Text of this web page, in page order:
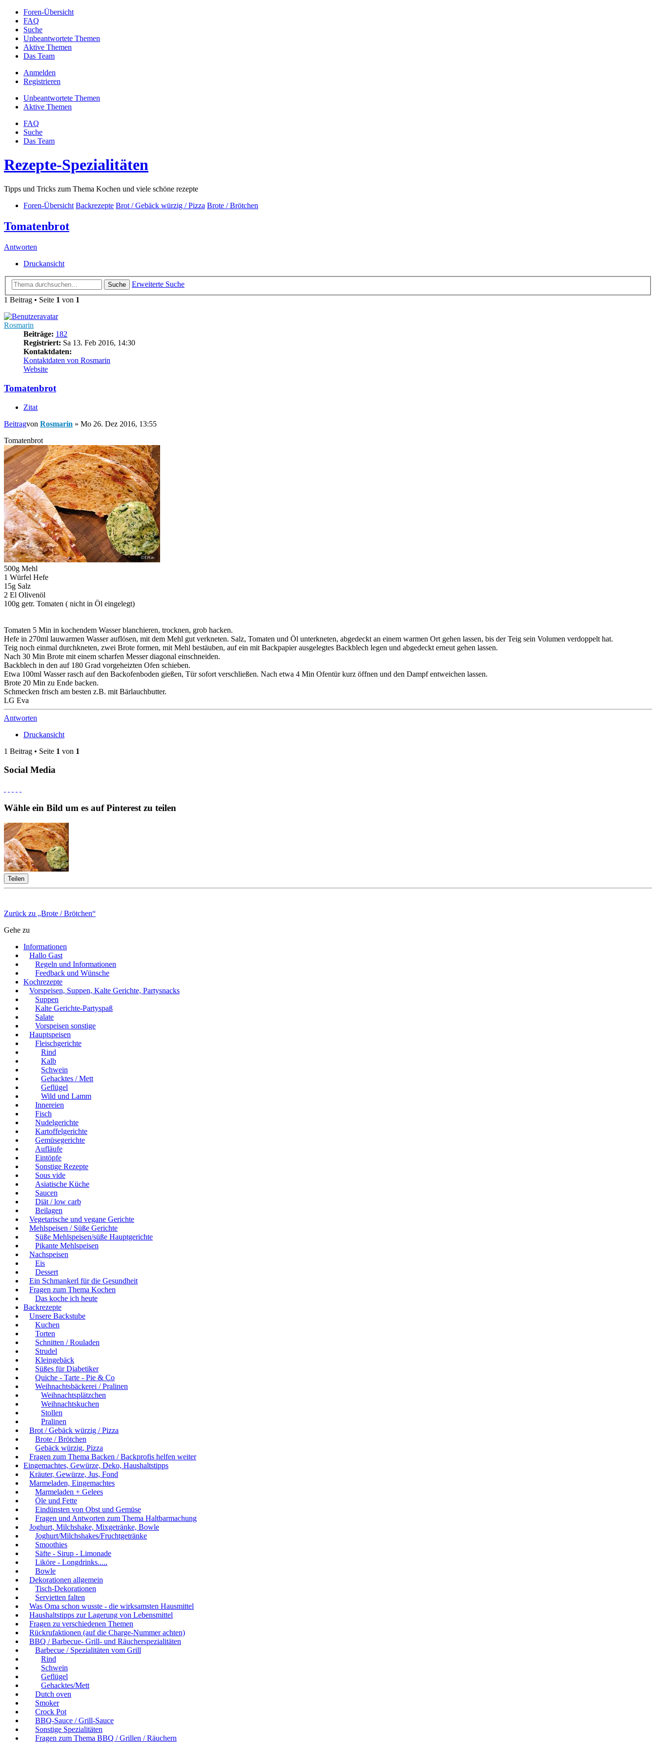
Foren-Übersicht
FAQ
Suche
Unbeantwortete Themen
Aktive Themen
Das Team
Anmelden
Registrieren
Unbeantwortete Themen
Aktive Themen
FAQ
Suche
Das Team
Rezepte-Spezialitäten
Tipps und Tricks zum Thema Kochen und viele schöne rezepte
Foren-Übersicht Backrezepte Brot / Gebäck würzig / Pizza Brote / Brötchen
Tomatenbrot
Antworten
Druckansicht
Suche
Erweiterte Suche
1 Beitrag • Seite 1 von 1
Rosmarin
Beiträge: 182
Registriert: Sa 13. Feb 2016, 14:30
Kontaktdaten:
Kontaktdaten von Rosmarin
Website
Tomatenbrot
Zitat
Beitragvon Rosmarin » Mo 26. Dez 2016, 13:55
Tomatenbrot
500g Mehl
1 Würfel Hefe
15g Salz
2 El Olivenöl
100g getr. Tomaten ( nicht in Öl eingelegt)
Tomaten 5 Min in kochendem Wasser blanchieren, trocknen, grob hacken.
Hefe in 270ml lauwarmen Wasser auflösen, mit dem Mehl gut verkneten. Salz, Tomaten und Öl unterkneten, abgedeckt an einem warmen Ort gehen lassen, bis der Teig sein Volumen verdoppelt hat.
Teig noch einmal durchkneten, zwei Brote formen, mit Mehl bestäuben, auf ein mit Backpapier ausgelegtes Backblech legen und abgedeckt erneut gehen lassen.
Nach 30 Min Brote mit einem scharfen Messer diagonal einschneiden.
Backblech in den auf 180 Grad vorgeheizten Ofen schieben.
Etwa 100ml Wasser rasch auf den Backofenboden gießen, Tür sofort verschließen. Nach etwa 4 Min Ofentür kurz öffnen und den Dampf entweichen lassen.
Brote 20 Min zu Ende backen.
Schmecken frisch am besten z.B. mit Bärlauchbutter.
LG Eva
Antworten
Druckansicht
1 Beitrag • Seite 1 von 1
Social Media
Wähle ein Bild um es auf Pinterest zu teilen
Teilen
Zurück zu „Brote / Brötchen“
Gehe zu
Informationen
Hallo Gast
Regeln und Informationen
Feedback und Wünsche
Kochrezepte
Vorspeisen, Suppen, Kalte Gerichte, Partysnacks
Suppen
Kalte Gerichte-Partyspaß
Salate
Vorspeisen sonstige
Hauptspeisen
Fleischgerichte
Rind
Kalb
Schwein
Gehacktes / Mett
Geflügel
Wild und Lamm
Innereien
Fisch
Nudelgerichte
Kartoffelgerichte
Gemüsegerichte
Aufläufe
Eintöpfe
Sonstige Rezepte
Sous vide
Asiatische Küche
Saucen
Diät / low carb
Beilagen
Vegetarische und vegane Gerichte
Mehlspeisen / Süße Gerichte
Süße Mehlspeisen/süße Hauptgerichte
Pikante Mehlspeisen
Nachspeisen
Eis
Dessert
Ein Schmankerl für die Gesundheit
Fragen zum Thema Kochen
Das koche ich heute
Backrezepte
Unsere Backstube
Kuchen
Torten
Schnitten / Rouladen
Strudel
Kleingebäck
Süßes für Diabetiker
Quiche - Tarte - Pie & Co
Weihnachtsbäckerei / Pralinen
Weihnachtsplätzchen
Weihnachtskuchen
Stollen
Pralinen
Brot / Gebäck würzig / Pizza
Brote / Brötchen
Gebäck würzig, Pizza
Fragen zum Thema Backen / Backprofis helfen weiter
Eingemachtes, Gewürze, Deko, Haushaltstipps
Kräuter, Gewürze, Jus, Fond
Marmeladen, Eingemachtes
Marmeladen + Gelees
Öle und Fette
Eindünsten von Obst und Gemüse
Fragen und Antworten zum Thema Haltbarmachung
Joghurt, Milchshake, Mixgetränke, Bowle
Joghurt/Milchshakes/Fruchtgetränke
Smoothies
Säfte - Sirup - Limonade
Liköre - Longdrinks.....
Bowle
Dekorationen allgemein
Tisch-Dekorationen
Servietten falten
Was Oma schon wusste - die wirksamsten Hausmittel
Haushaltstipps zur Lagerung von Lebensmittel
Fragen zu verschiedenen Themen
Rückrufaktionen (auf die Charge-Nummer achten)
BBQ / Barbecue- Grill- und Räucherspezialitäten
Barbecue / Spezialitäten vom Grill
Rind
Schwein
Geflügel
Gehacktes/Mett
Dutch oven
Smoker
Crock Pot
BBQ-Sauce / Grill-Sauce
Sonstige Spezialitäten
Fragen zum Thema BBQ / Grillen / Räuchern